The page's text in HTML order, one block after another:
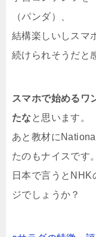
（パンダ）、
結構楽しいしスマ
続けられそうだと
スマホで始めるワ
たなと思います。
あと教材に
たのもナイスです。
日本で言うと
ジでしょうか？